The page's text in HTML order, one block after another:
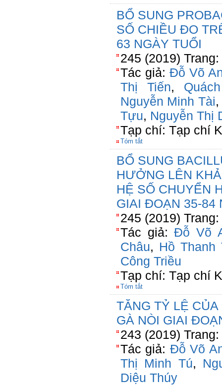
BỔ SUNG
SỐ CHIỀU ĐO
63 NGÀY TUỔI
245 (2019)
Tác giả: Đỗ Võ
Thị Tiến,
Nguyễn Minh Tài,
Tựu, Nguyễn Thị
Tạp chí: Tạp chí
Tóm tắt
BỔ SUNG
HƯỞNG LÊN
HỆ SỐ CHUYỂN
GIAI ĐOẠN 35-84
245 (2019)
Tác giả:Đỗ Võ
Châu, Hồ Thanh
Công Triều
Tạp chí: Tạp chí
Tóm tắt
TĂNG TỶ LỆ
GÀ NÒI GIAI
243 (2019)
Tác giả: Đỗ Võ
Thị Minh Tú,
Diệu Thúy